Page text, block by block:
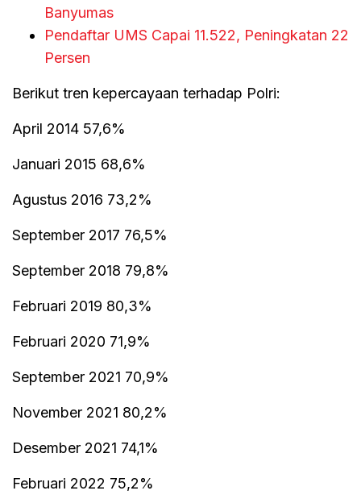
Banyumas
Pendaftar UMS Capai 11.522, Peningkatan 22
Persen
Berikut tren kepercayaan terhadap Polri:
April 2014 57,6%
Januari 2015 68,6%
Agustus 2016 73,2%
September 2017 76,5%
September 2018 79,8%
Februari 2019 80,3%
Februari 2020 71,9%
September 2021 70,9%
November 2021 80,2%
Desember 2021 74,1%
Februari 2022 75,2%